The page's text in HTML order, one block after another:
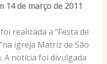
14 de março de 2011
realizada a “Festa de
igreja Matriz de São
A notícia foi divulgada